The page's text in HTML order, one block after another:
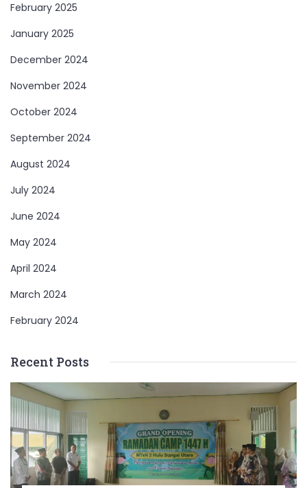
February 2025
January 2025
December 2024
November 2024
October 2024
September 2024
August 2024
July 2024
June 2024
May 2024
April 2024
March 2024
February 2024
Recent Posts